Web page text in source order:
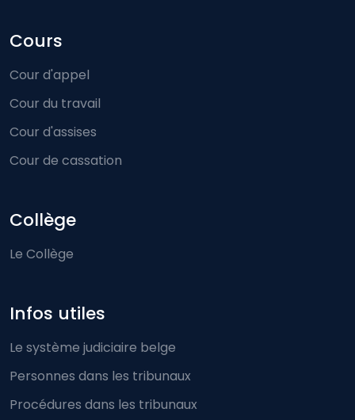
Cours
Cour d'appel
Cour du travail
Cour d'assises
Cour de cassation
Collège
Le Collège
Infos utiles
Le système judiciaire belge
Personnes dans les tribunaux
Procédures dans les tribunaux